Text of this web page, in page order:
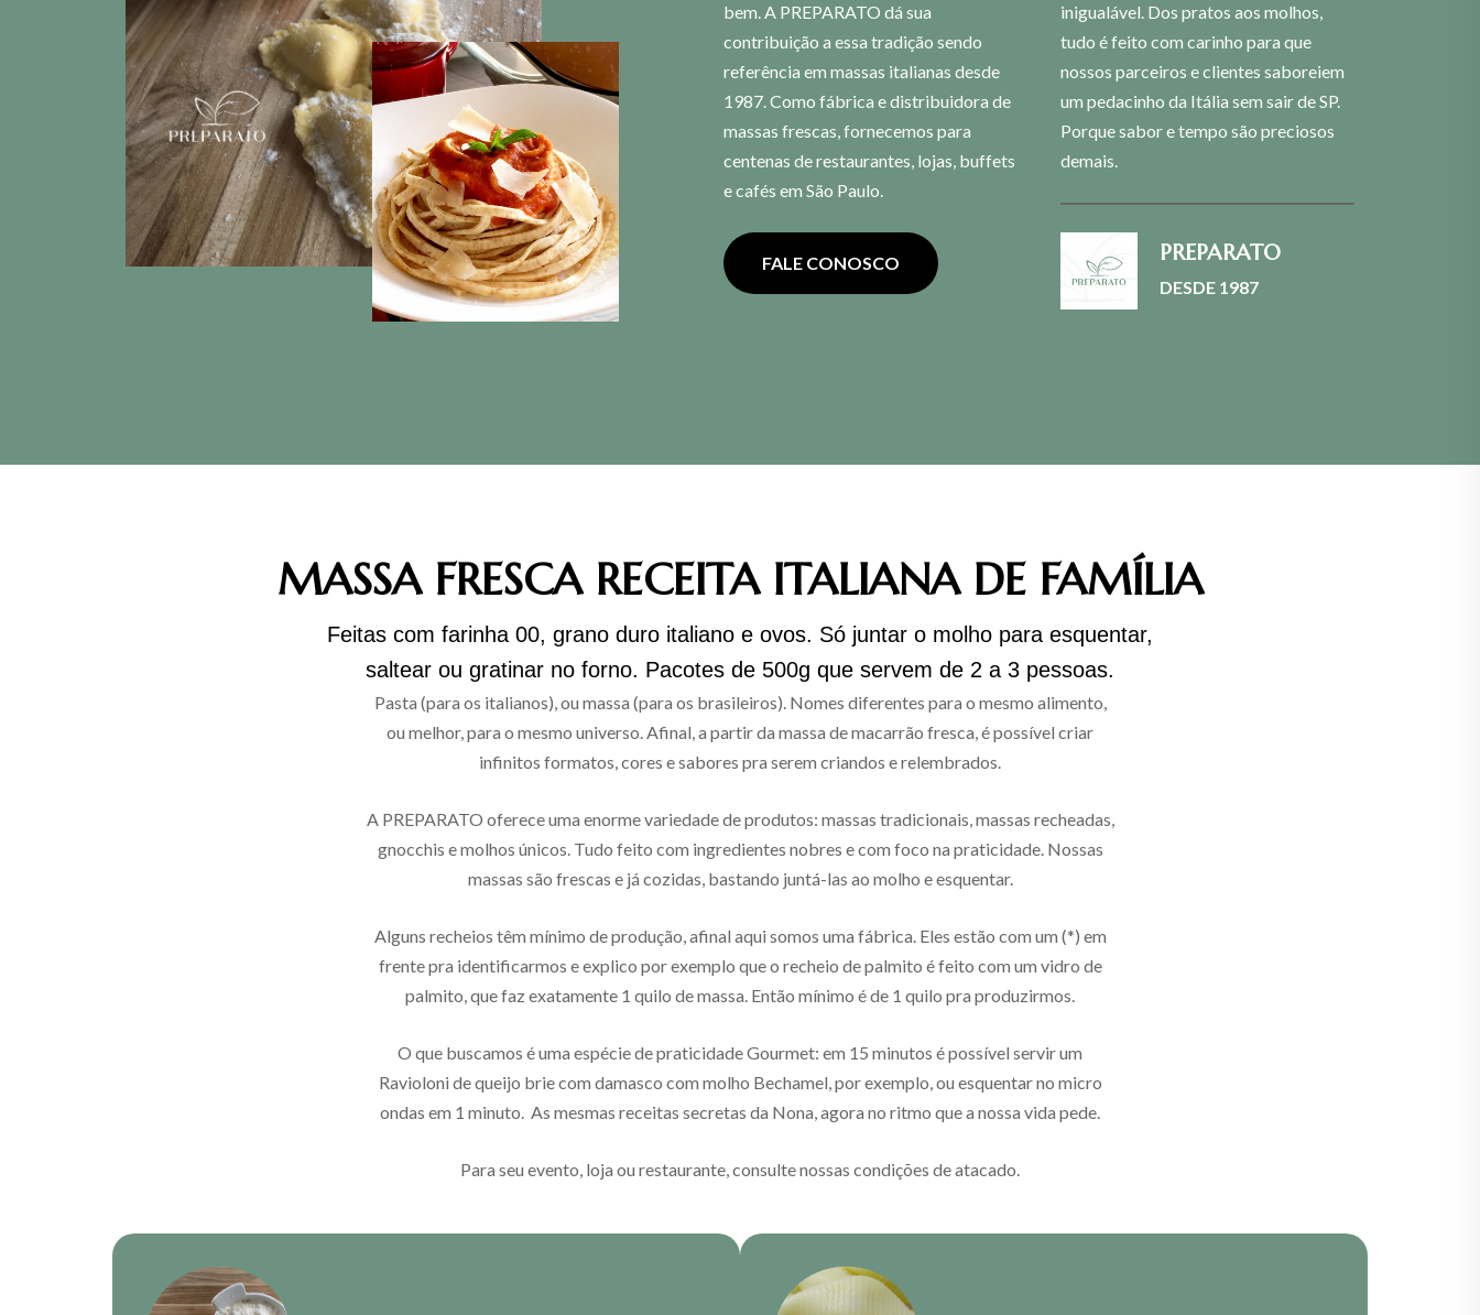
bem. A PREPARATO dá sua
contribuição a essa tradição sendo
referência em massas italianas desde
1987. Como fábrica e distribuidora de
massas frescas, fornecemos para
centenas de restaurantes, lojas, buffets
e cafés em São Paulo.
FALE CONOSCO
inigualável. Dos pratos aos molhos,
tudo é feito com carinho para que
nossos parceiros e clientes saboreiem
um pedacinho da Itália sem sair de SP.
Porque sabor e tempo são preciosos
demais.
PREPARATO
DESDE 1987
MASSA FRESCA RECEITA ITALIANA DE FAMÍLIA
Feitas com farinha 00, grano duro italiano e ovos. Só juntar o molho para esquentar,
saltear ou gratinar no forno. Pacotes de 500g que servem de 2 a 3 pessoas.
Pasta (para os italianos), ou massa (para os brasileiros). Nomes diferentes para o mesmo alimento,
ou melhor, para o mesmo universo. Afinal, a partir da massa de macarrão fresca, é possível criar
infinitos formatos, cores e sabores pra serem criandos e relembrados.
A PREPARATO oferece uma enorme variedade de produtos: massas tradicionais, massas recheadas,
gnocchis e molhos únicos. Tudo feito com ingredientes nobres e com foco na praticidade. Nossas
massas são frescas e já cozidas, bastando juntá-las ao molho e esquentar.
Alguns recheios têm mínimo de produção, afinal aqui somos uma fábrica. Eles estão com um (*) em
frente pra identificarmos e explico por exemplo que o recheio de palmito é feito com um vidro de
palmito, que faz exatamente 1 quilo de massa. Então mínimo é de 1 quilo pra produzirmos.
O que buscamos é uma espécie de praticidade Gourmet: em 15 minutos é possível servir um
Ravioloni de queijo brie com damasco com molho Bechamel, por exemplo, ou esquentar no micro
ondas em 1 minuto. As mesmas receitas secretas da Nona, agora no ritmo que a nossa vida pede.
Para seu evento, loja ou restaurante, consulte nossas condições de atacado.